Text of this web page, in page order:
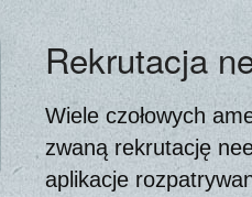
Rekrutacja
Wiele czołowych
zwaną rekrutację
aplikacje